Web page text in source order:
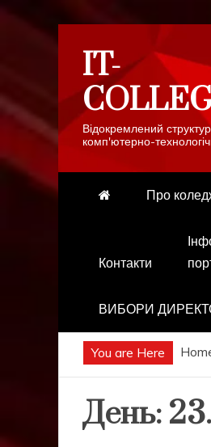
contentIT-
Відокремлений
комп'ютерно-
Про
Контакти
ВИБОРИ
You are Here
День: